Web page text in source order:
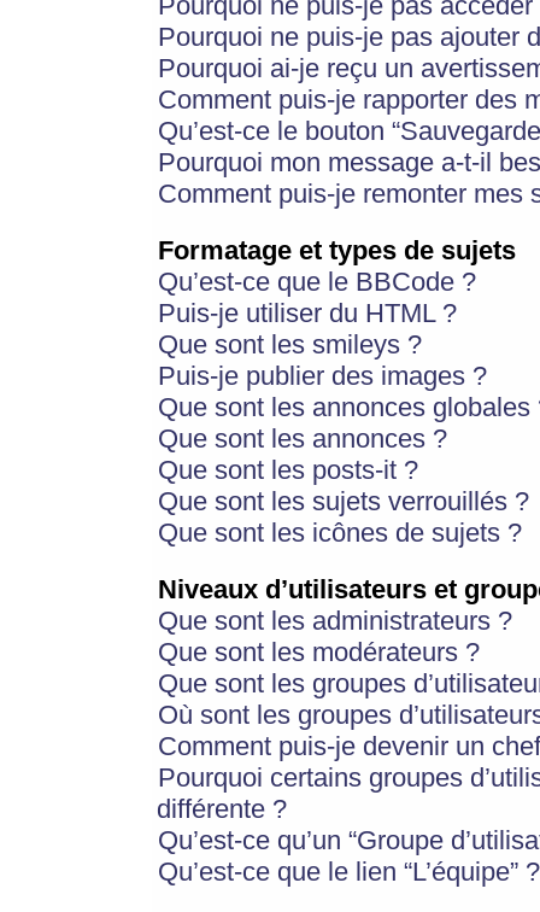
Pourquoi ne puis-je pas ajouter
Pourquoi ai-je reçu un
Comment puis-je rapporter des
Qu’est-ce le bouton
Pourquoi mon message a-t-il
Comment puis-je remonter mes
Formatage et types de sujets
Qu’est-ce que le BBCode ?
Puis-je utiliser du HTML ?
Que sont les smileys ?
Puis-je publier des images ?
Que sont les annonces globales
Que sont les annonces ?
Que sont les posts-it ?
Que sont les sujets verrouillés ?
Que sont les icônes de sujets ?
Niveaux d’utilisateurs et
Que sont les administrateurs ?
Que sont les modérateurs ?
Que sont les groupes
Où sont les groupes
Comment puis-je devenir un
Pourquoi certains groupes
différente ?
Qu’est-ce qu’un “Groupe
Qu’est-ce que le lien “L’équipe” ?